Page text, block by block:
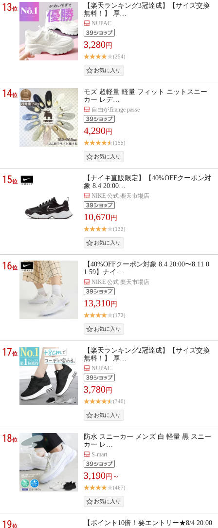
13位
【楽天ランキング3冠達成】【サイズ交換
無料！】 厚…
NUPAC
3,280円
(254)
14位
モズ 超軽量 軽量 フィット ニットスニー
カー レデ…
自由が丘ange passe
4,290円
(155)
15位
【ナイキ直販限定】【40%OFFクーポン対
象 8.4 20:00…
NIKE 公式 楽天市場店
10,670円
(133)
16位
【40%OFFクーポン対象 8.4 20:00〜8.11 0
1:59】ナイ…
NIKE 公式 楽天市場店
13,310円
(172)
17位
【楽天ランキング2冠達成】【サイズ交換
無料！】 厚…
NUPAC
3,780円
(340)
18位
防水 スニーカー メンズ 白 軽量 黒 スニー
カー レ…
S-mart
3,190円～
(467)
19位
【ポイント10倍！要エントリー★8/4 20:00